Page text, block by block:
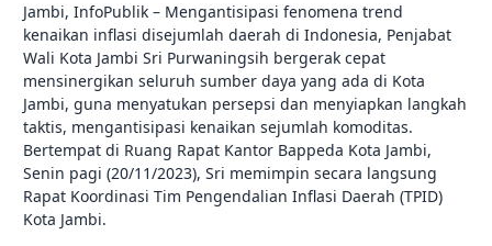
Jambi, InfoPublik – Mengantisipasi fenomena trend
kenaikan inflasi disejumlah daerah di Indonesia, Penjabat
Wali Kota Jambi Sri Purwaningsih bergerak cepat
mensinergikan seluruh sumber daya yang ada di Kota
Jambi, guna menyatukan persepsi dan menyiapkan langkah
taktis, mengantisipasi kenaikan sejumlah komoditas.
Bertempat di Ruang Rapat Kantor Bappeda Kota Jambi,
Senin pagi (20/11/2023), Sri memimpin secara langsung
Rapat Koordinasi Tim Pengendalian Inflasi Daerah (TPID)
Kota Jambi.